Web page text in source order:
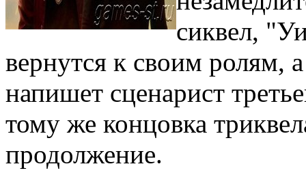
сиквел,
вернутся к своим ролям,
напишет сценарист
тому же концовка
продолжение.